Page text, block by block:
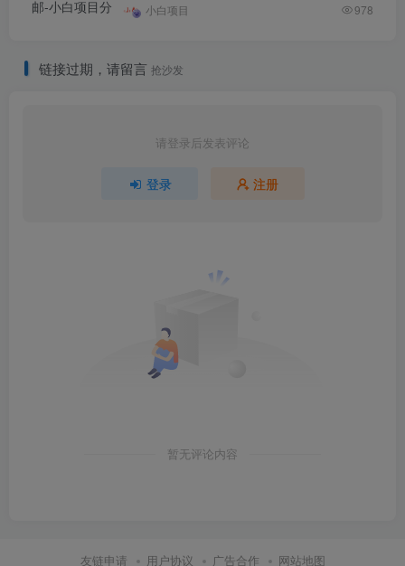
小白项目 978
链接过期，请留言 抢沙发
请登录后发表评论
登录 注册
暂无评论内容
友链申请 用户协议 广告合作 网站地图